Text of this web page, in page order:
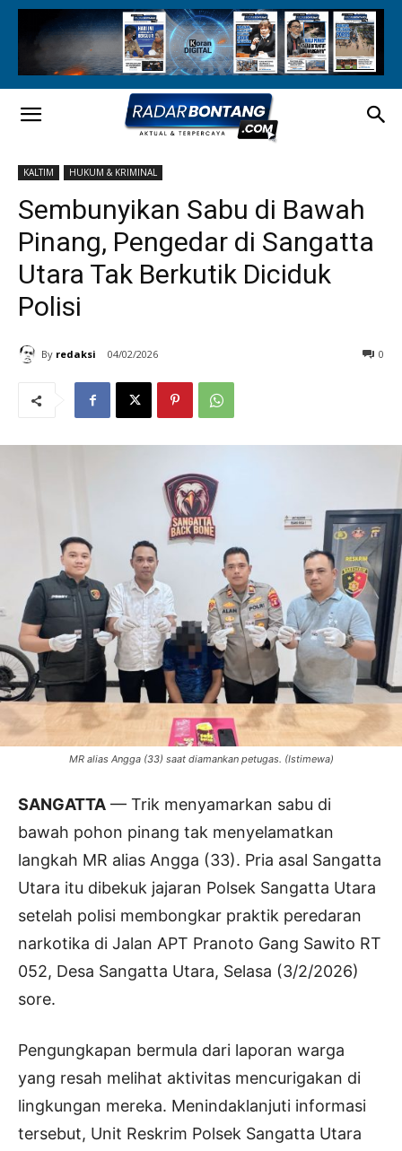
KALTIM HUKUM & KRIMINAL
Sembunyikan Sabu di Bawah
Pinang, Pengedar di Sangatta
Utara Tak Berkutik Diciduk
Polisi
By redaksi 04/02/2026 0
MR alias Angga (33) saat diamankan petugas. (Istimewa)
SANGATTA — Trik menyamarkan sabu di
bawah pohon pinang tak menyelamatkan
langkah MR alias Angga (33). Pria asal Sangatta
Utara itu dibekuk jajaran Polsek Sangatta Utara
setelah polisi membongkar praktik peredaran
narkotika di Jalan APT Pranoto Gang Sawito RT
052, Desa Sangatta Utara, Selasa (3/2/2026)
sore.
Pengungkapan bermula dari laporan warga
yang resah melihat aktivitas mencurigakan di
lingkungan mereka. Menindaklanjuti informasi
tersebut, Unit Reskrim Polsek Sangatta Utara